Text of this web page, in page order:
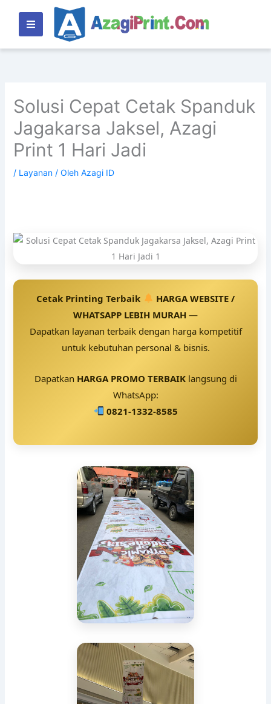
konten
Solusi Cepat Cetak Spanduk
Jagakarsa Jaksel, Azagi
Print 1 Hari Jadi
/ Layanan/ Oleh Azagi ID
Cetak Printing Terbaik
HARGA WEBSITE /
WHATSAPP LEBIH MURAH —
Dapatkan layanan terbaik dengan harga kompetitif
untuk kebutuhan personal & bisnis.
Dapatkan HARGA PROMO TERBAIKlangsung di
WhatsApp:
0821-1332-8585